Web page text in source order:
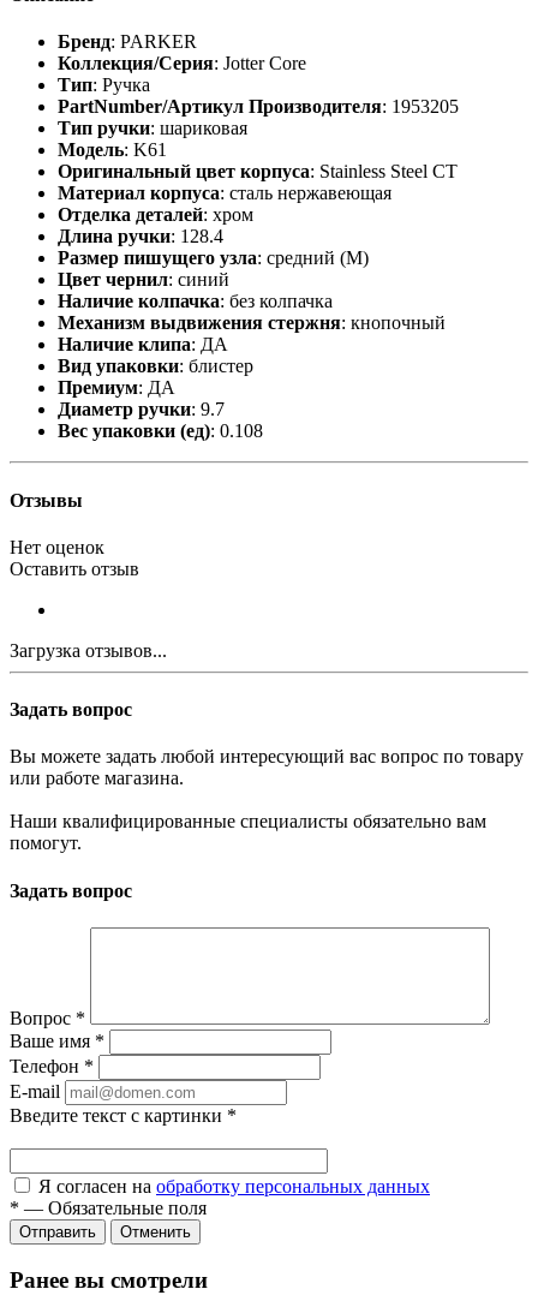
Бренд: PARKER
Коллекция/Серия: Jotter Core
Тип: Ручка
PartNumber/Артикул Производителя: 1953205
Тип ручки: шариковая
Модель: K61
Оригинальный цвет корпуса: Stainless Steel CT
Материал корпуса: сталь нержавеющая
Отделка деталей: хром
Длина ручки: 128.4
Размер пишущего узла: средний (M)
Цвет чернил: синий
Наличие колпачка: без колпачка
Механизм выдвижения стержня: кнопочный
Наличие клипа: ДА
Вид упаковки: блистер
Премиум: ДА
Диаметр ручки: 9.7
Вес упаковки (ед): 0.108
Отзывы
Нет оценок
Оставить отзыв
Загрузка отзывов...
Задать вопрос
Вы можете задать любой интересующий вас вопрос по товару
или работе магазина.
Наши квалифицированные специалисты обязательно вам
помогут.
Задать вопрос
Вопрос *
Ваше имя *
Телефон *
E-mail
Введите текст с картинки *
Я согласен на обработку персональных данных
* — Обязательные поля
Отправить Отменить
Ранее вы смотрели